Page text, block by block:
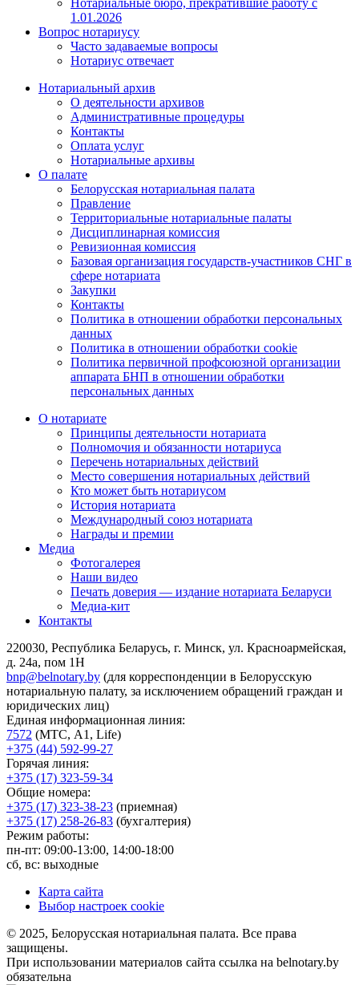
Нотариальные бюро, прекратившие работу с
1.01.2026
Вопрос нотариусу
Часто задаваемые вопросы
Нотариус отвечает
Нотариальный архив
О деятельности архивов
Административные процедуры
Контакты
Оплата услуг
Нотариальные архивы
О палате
Белорусская нотариальная палата
Правление
Территориальные нотариальные палаты
Дисциплинарная комиссия
Ревизионная комиссия
Базовая организация государств-участников СНГ в
сфере нотариата
Закупки
Контакты
Политика в отношении обработки персональных
данных
Политика в отношении обработки cookie
Политика первичной профсоюзной организации
аппарата БНП в отношении обработки
персональных данных
О нотариате
Принципы деятельности нотариата
Полномочия и обязанности нотариуса
Перечень нотариальных действий
Место совершения нотариальных действий
Кто может быть нотариусом
История нотариата
Международный союз нотариата
Награды и премии
Медиа
Фотогалерея
Наши видео
Печать доверия — издание нотариата Беларуси
Медиа-кит
Контакты
220030, Республика Беларусь, г. Минск, ул. Красноармейская,
д. 24а, пом 1Н
bnp@belnotary.by (для корреспонденции в Белорусскую
нотариальную палату, за исключением обращений граждан и
юридических лиц)
Единая информационная линия:
7572 (МТС, A1, Life)
+375 (44) 592-99-27
Горячая линия:
+375 (17) 323-59-34
Общие номера:
+375 (17) 323-38-23 (приемная)
+375 (17) 258-26-83 (бухгалтерия)
Режим работы:
пн-пт: 09:00-13:00, 14:00-18:00
сб, вс: выходные
Карта сайта
Выбор настроек cookie
© 2025, Белорусская нотариальная палата. Все права
защищены.
При использовании материалов сайта ссылка на belnotary.by
обязательна